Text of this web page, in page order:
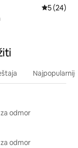
Prosječna
5 (24)
odmor
odmor